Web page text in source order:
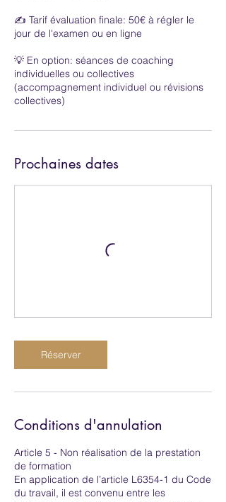
✍️ Tarif évaluation finale: 50€ à régler le
jour de l'examen ou en ligne
💡 En option: séances de coaching
individuelles ou collectives
(accompagnement individuel ou révisions
collectives)
Prochaines dates
Réserver
Conditions d'annulation
Article 5 - Non réalisation de la prestation
de formation
En application de l’article L6354-1 du Code
du travail, il est convenu entre les